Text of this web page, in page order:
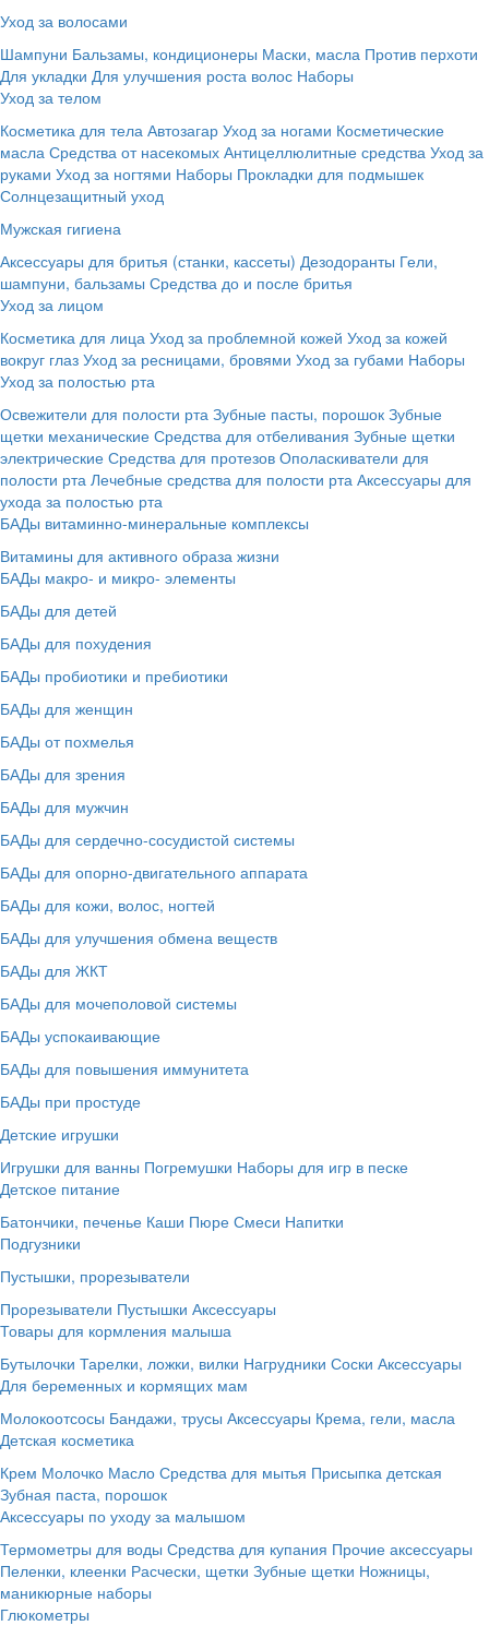
Уход за волосами
Шампуни Бальзамы, кондиционеры Маски, масла Против перхоти
Для укладки Для улучшения роста волос Наборы
Уход за телом
Косметика для тела Автозагар Уход за ногами Косметические
масла Средства от насекомых Антицеллюлитные средства Уход за
руками Уход за ногтями Наборы Прокладки для подмышек
Солнцезащитный уход
Мужская гигиена
Аксессуары для бритья (станки, кассеты) Дезодоранты Гели,
шампуни, бальзамы Средства до и после бритья
Уход за лицом
Косметика для лица Уход за проблемной кожей Уход за кожей
вокруг глаз Уход за ресницами, бровями Уход за губами Наборы
Уход за полостью рта
Освежители для полости рта Зубные пасты, порошок Зубные
щетки механические Средства для отбеливания Зубные щетки
электрические Средства для протезов Ополаскиватели для
полости рта Лечебные средства для полости рта Аксессуары для
ухода за полостью рта
БАДы витаминно-минеральные комплексы
Витамины для активного образа жизни
БАДы макро- и микро- элементы
БАДы для детей
БАДы для похудения
БАДы пробиотики и пребиотики
БАДы для женщин
БАДы от похмелья
БАДы для зрения
БАДы для мужчин
БАДы для сердечно-сосудистой системы
БАДы для опорно-двигательного аппарата
БАДы для кожи, волос, ногтей
БАДы для улучшения обмена веществ
БАДы для ЖКТ
БАДы для мочеполовой системы
БАДы успокаивающие
БАДы для повышения иммунитета
БАДы при простуде
Детские игрушки
Игрушки для ванны Погремушки Наборы для игр в песке
Детское питание
Батончики, печенье Каши Пюре Смеси Напитки
Подгузники
Пустышки, прорезыватели
Прорезыватели Пустышки Аксессуары
Товары для кормления малыша
Бутылочки Тарелки, ложки, вилки Нагрудники Соски Аксессуары
Для беременных и кормящих мам
Молокоотсосы Бандажи, трусы Аксессуары Крема, гели, масла
Детская косметика
Крем Молочко Масло Средства для мытья Присыпка детская
Зубная паста, порошок
Аксессуары по уходу за малышом
Термометры для воды Средства для купания Прочие аксессуары
Пеленки, клеенки Расчески, щетки Зубные щетки Ножницы,
маникюрные наборы
Глюкометры